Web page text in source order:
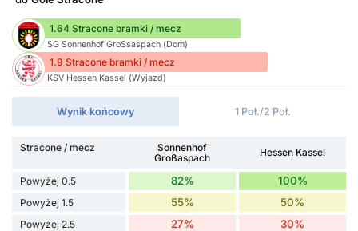
1.64 Stracone bramki / mecz
SG Sonnenhof GroSsaspach (Dom)
1.9 Stracone bramki / mecz
KSV Hessen Kassel (Wyjazd)
Wynik końcowy 1 Poł./2 Poł.
Stracone / mecz
Sonnenhof
Großaspach
Hessen Kassel
Powyżej 0.5 82% 100%
Powyżej 1.5 55% 50%
Powyżej 2.5 27% 30%